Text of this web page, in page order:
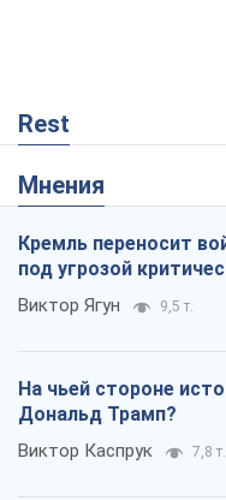
Rest
Мнения
Кремль переносит
под угрозой
Виктор Ягун 9,5 т.
На чьей стороне
Дональд Трамп?
Виктор Каспрук 7,8 т.